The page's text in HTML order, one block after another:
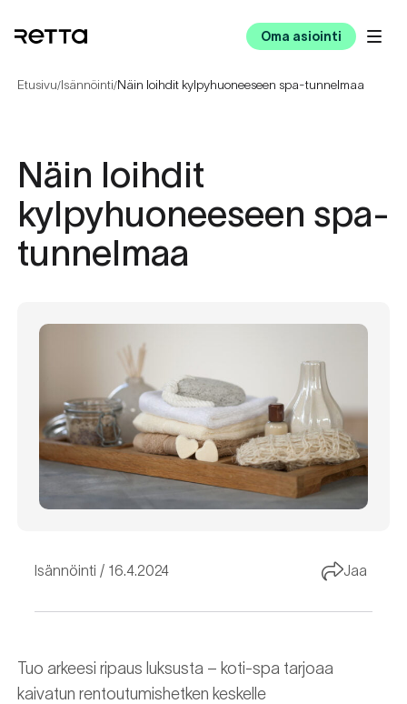
Oma asiointi
Etusivu/Isännöinti/Näin loihdit kylpyhuoneeseen spa-tunnelmaa
Näin loihdit
kylpyhuoneeseen spa-
tunnelmaa
Isännöinti 16.4.2024 Jaa
Tuo arkeesi ripaus luksusta – koti-spa tarjoaa
kaivatun rentoutumishetken keskelle